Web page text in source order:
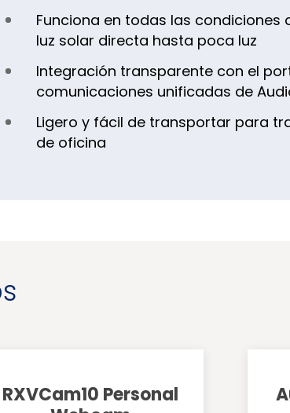
Funciona en todas las condiciones
luz solar directa hasta poca luz
Integración transparente con el
comunicaciones unificadas de
Ligero y fácil de transportar para
de oficina
RXVCam10 Personal